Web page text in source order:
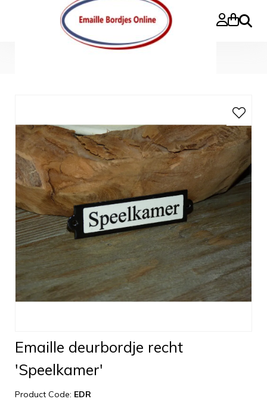
Search
Emaille deurbordje recht
'Speelkamer'
Product Code: EDR